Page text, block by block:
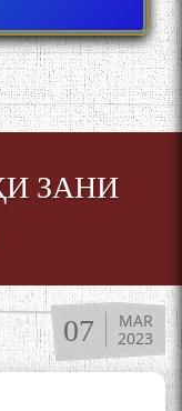
ЗАНИ
07
MAR
2023